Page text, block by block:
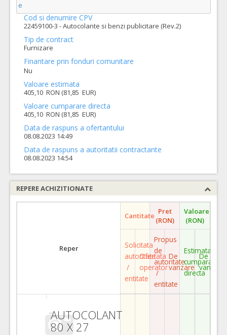
e
Cod si denumire CPV
22459100-3 - Autocolante si benzi publicitare (Rev.2)
Tip de contract
Furnizare
Finantare prin fonduri comunitare
Nu
Valoare estimata
405,10 RON (81,85 EUR)
Valoare cumparare directa
405,10 RON (81,85 EUR)
Data de raspuns a ofertantului
08.08.2023 14:49
Data de raspuns a autoritatii contractante
08.08.2023 14:54
REPERE ACHIZITIONATE
Reper
Cantitate Pret
(RON)
Valoare
(RON)
Solicitata
autoritate
/
entitate
Ofertata
operator
Propus
de
autoritate
/
entitate
De
vanzare
Estimata
cumparare
directa
De
vanzare
AUTOCOLANT
80 X 27